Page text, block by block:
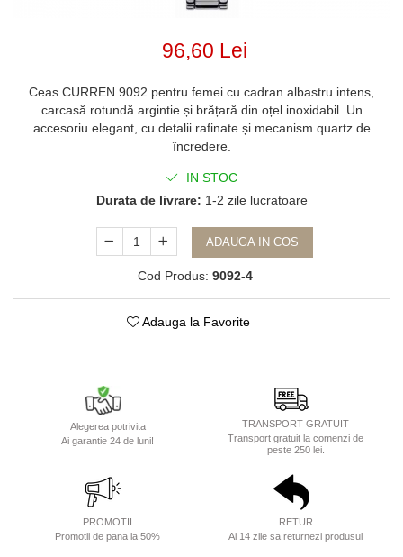
96,60 Lei
Ceas CURREN 9092 pentru femei cu cadran albastru intens,
carcasă rotundă argintie și brățară din oțel inoxidabil. Un
accesoriu elegant, cu detalii rafinate și mecanism quartz de
încredere.
IN STOC
Durata de livrare: 1-2 zile lucratoare
ADAUGA IN COS
Cod Produs: 9092-4
Adauga la Favorite
Alegerea potrivita
Ai garantie 24 de luni!
TRANSPORT GRATUIT
Transport gratuit la comenzi de
peste 250 lei.
PROMOTII
Promotii de pana la 50%
RETUR
Ai 14 zile sa returnezi produsul